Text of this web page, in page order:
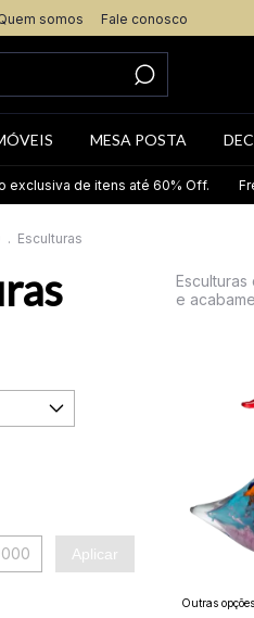
somos Fale conosco
MESA POSTA
itens até 60% Off. Frete grátis
. Esculturas
e
Aplicar
Outras